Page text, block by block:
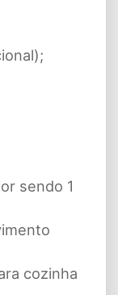
sendo 1
cozinha